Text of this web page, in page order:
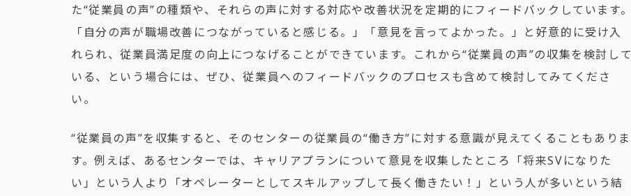
た“従業員の声”の種類や、それらの声に対する対応や改善状況を定期的にフィードバックしています。
「自分の声が職場改善につながっていると感じる。」「意見を言ってよかった。」と好意的に受け入
れられ、従業員満足度の向上につなげることができています。これから“従業員の声”の収集を検討して
いる、という場合には、ぜひ、従業員へのフィードバックのプロセスも含めて検討してみてくださ
い。
“従業員の声”を収集すると、そのセンターの従業員の“働き方”に対する意識が見えてくることもありま
す。例えば、あるセンターでは、キャリアプランについて意見を収集したところ「将来SVになりた
い」という人より「オペレーターとしてスキルアップして長く働きたい！」という人が多いという結